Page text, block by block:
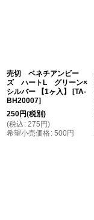
売切 ベネチアンビー
ズ ハートL グリーン×
シルバー 【1ヶ入】
[TA-
BH20007]
250円(税別)
(税込 : 275 円)
希望小売価格: 500円